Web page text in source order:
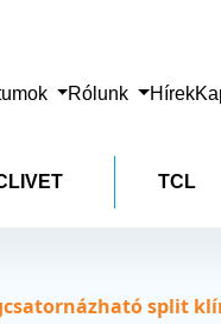
Rólunk Hírek
TCL
split